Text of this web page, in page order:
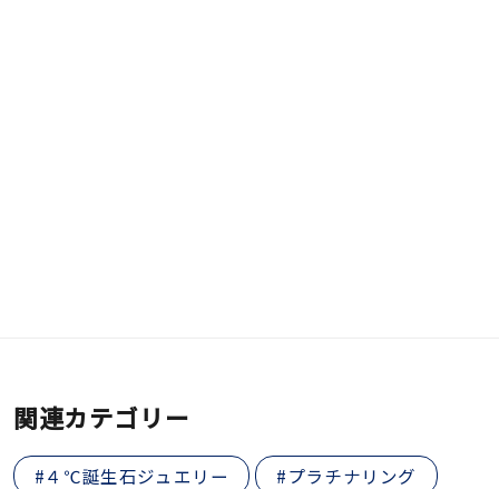
関連カテゴリー
#４℃誕生石ジュエリー #プラチナリング